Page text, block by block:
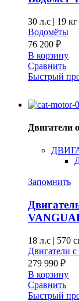
30 л.с | 19 кг
Водомёты
76 200 ₽
В корзину
Сравнить
Быстрый
Двигатели
Запомнить
18 л.с | 570
Двигатели
279 990 ₽
В корзину
Сравнить
Быстрый